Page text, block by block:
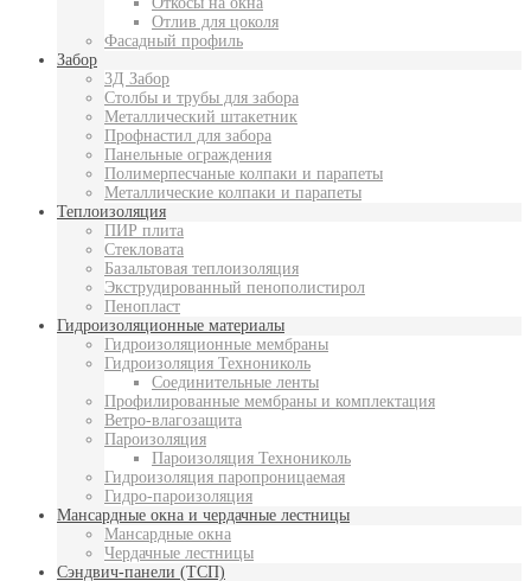
Отлив для цоколя
Фасадный профиль
Забор
3Д Забор
Столбы и трубы для забора
Металлический штакетник
Профнастил для забора
Панельные ограждения
Полимерпесчаные колпаки и парапеты
Металлические колпаки и парапеты
Теплоизоляция
ПИР плита
Стекловата
Базальтовая теплоизоляция
Экструдированный пенополистирол
Пенопласт
Гидроизоляционные материалы
Гидроизоляционные мембраны
Гидроизоляция Технониколь
Соединительные ленты
Профилированные мембраны и комплектация
Ветро-влагозащита
Пароизоляция
Пароизоляция Технониколь
Гидроизоляция паропроницаемая
Гидро-пароизоляция
Мансардные окна и чердачные лестницы
Мансардные окна
Чердачные лестницы
Сэндвич-панели (ТСП)